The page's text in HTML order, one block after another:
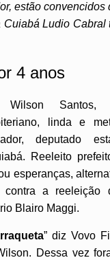
estão convencidos
Cuiabá Ludio Cabral
4 anos
Wilson Santos,
linda e
deputado
Reeleito
esperanças,
contra a reeleição
Blairo Maggi.
” diz Vovo
Dessa vez